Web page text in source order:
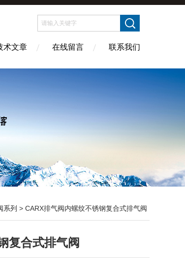
术文章 在线留言 联系我们
系列 > CARX排气阀内螺纹不锈钢复合式排气阀
复合式排气阀